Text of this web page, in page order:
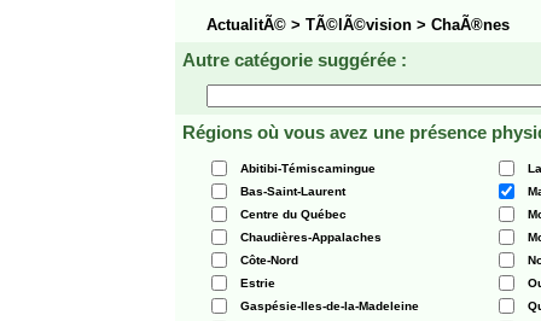
ActualitÃ© > TÃ©lÃ©vision > ChaÃ®nes
Autre catégorie suggérée :
Régions où vous avez une présence
Abitibi-Témiscamingue
Bas-Saint-Laurent
Centre du Québec
Chaudières-Appalaches
Côte-Nord
Estrie
Gaspésie-Iles-de-la-Madeleine